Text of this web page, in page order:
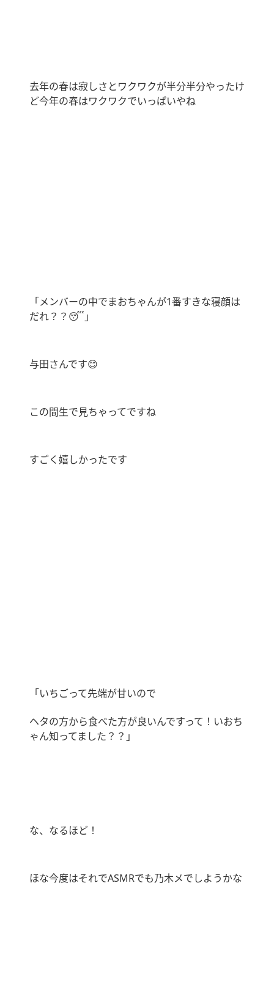
去年の春は寂しさとワクワクが半分半分やったけ
ど今年の春はワクワクでいっぱいやね
「メンバーの中でまおちゃんが1番すきな寝顔は
だれ？？ 😴 」
与田さんです😊
この間生で見ちゃってですね
すごく嬉しかったです
「いちごって先端が甘いので
ヘタの方から食べた方が良いんですって！いおち
ゃん知ってました？？」
な、なるほど！
ほな今度はそれでASMRでも乃木メでしようかな